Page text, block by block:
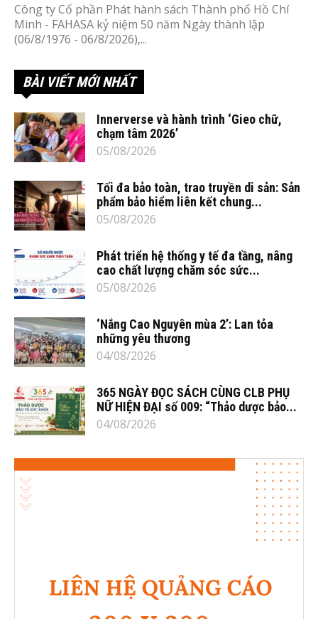
Công ty Cổ phần Phát hành sách Thành phố Hồ Chí
Minh - FAHASA kỷ niệm 50 năm Ngày thành lập
(06/8/1976 - 06/8/2026),...
BÀI VIẾT MỚI NHẤT
Innerverse và hành trình ‘Gieo chữ,
chạm tâm 2026’
05/08/2026
Tối đa bảo toàn, trao truyền di sản: Sản
phẩm bảo hiểm liên kết chung...
05/08/2026
Phát triển hệ thống y tế đa tầng, nâng
cao chất lượng chăm sóc sức...
05/08/2026
‘Nắng Cao Nguyên mùa 2’: Lan tỏa
những yêu thương
04/08/2026
365 NGÀY ĐỌC SÁCH CÙNG CLB PHỤ
NỮ HIỆN ĐẠI số 009: “Thảo dược bảo...
04/08/2026